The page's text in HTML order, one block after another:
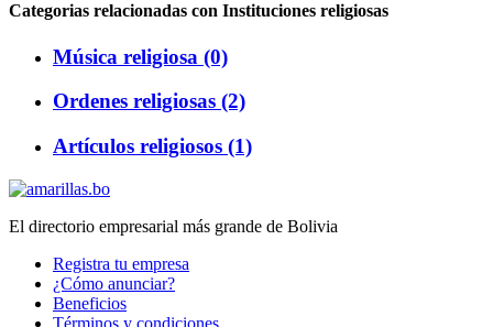
Categorias relacionadas con Instituciones religiosas
Música religiosa (0)
Ordenes religiosas (2)
Artículos religiosos (1)
El directorio empresarial más grande de Bolivia
Registra tu empresa
¿Cómo anunciar?
Beneficios
Términos y condiciones